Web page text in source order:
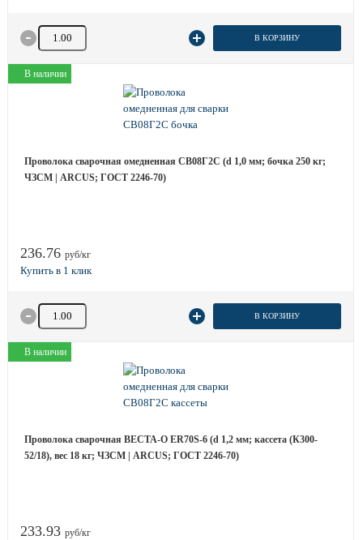
Количество товара В КОРЗИНУ
В наличии
Проволока сварочная омедненная СВ08Г2С (d 1,0 мм; бочка 250 кг;
ЧЗСМ | ARCUS; ГОСТ 2246-70)
236.76 руб/кг
Количество товара В КОРЗИНУ
В наличии
Проволока сварочная ВЕСТА-О ER70S-6 (d 1,2 мм; кассета (К300-
52/18), вес 18 кг; ЧЗСМ | ARCUS; ГОСТ 2246-70)
233.93 руб/кг